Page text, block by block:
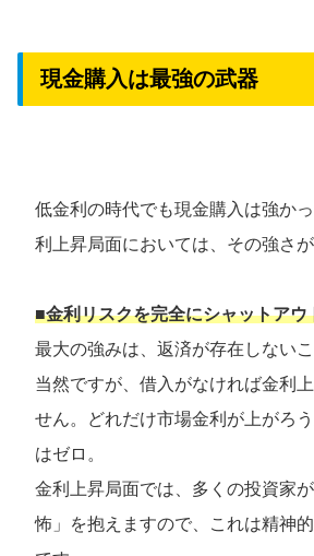
現金購入は最強の武器
低金利の時代でも現金購入は強か
利上昇局面においては、その強さが
■金利リスクを完全にシャットアウ
最大の強みは、返済が存在しないこ
当然ですが、借入がなければ金利
せん。どれだけ市場金利が上がろ
はゼロ。
金利上昇局面では、多くの投資家
怖」を抱えますので、これは精神